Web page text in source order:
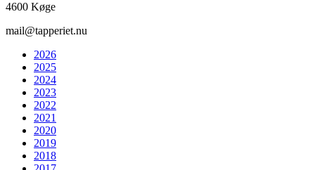
4600 Køge
mail@tapperiet.nu
2026
2025
2024
2023
2022
2021
2020
2019
2018